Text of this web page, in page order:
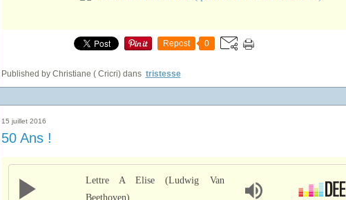
Repost 0
Published by Christiane ( Cricri) dans tristesse
15 juillet 2016
50 Ans !
Lettre A Elise (Ludwig Van
Beethoven)